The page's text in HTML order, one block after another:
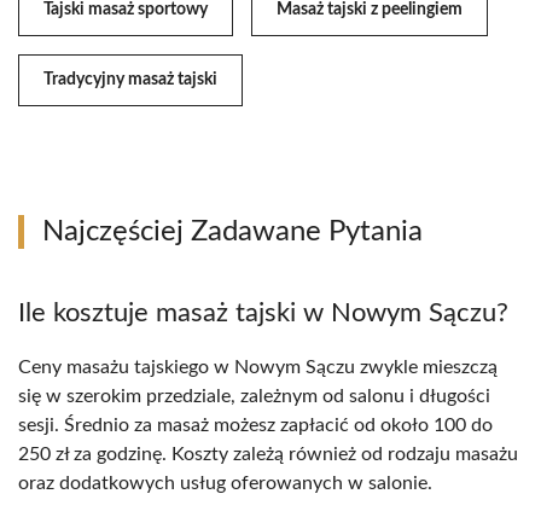
Tajski masaż sportowy Masaż tajski z peelingiem
Tradycyjny masaż tajski
Najczęściej Zadawane Pytania
Ile kosztuje masaż tajski w Nowym Sączu?
Ceny masażu tajskiego w Nowym Sączu zwykle mieszczą
się w szerokim przedziale, zależnym od salonu i długości
sesji. Średnio za masaż możesz zapłacić od około 100 do
250 zł za godzinę. Koszty zależą również od rodzaju masażu
oraz dodatkowych usług oferowanych w salonie.